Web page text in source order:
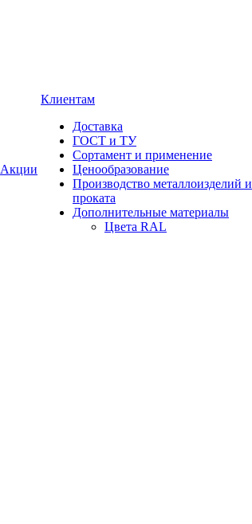
Акции
Клиентам
Доставка
ГОСТ и ТУ
Сортамент и применение
Ценообразование
Производство металлоизделий и
проката
Дополнительные материалы
Цвета RAL